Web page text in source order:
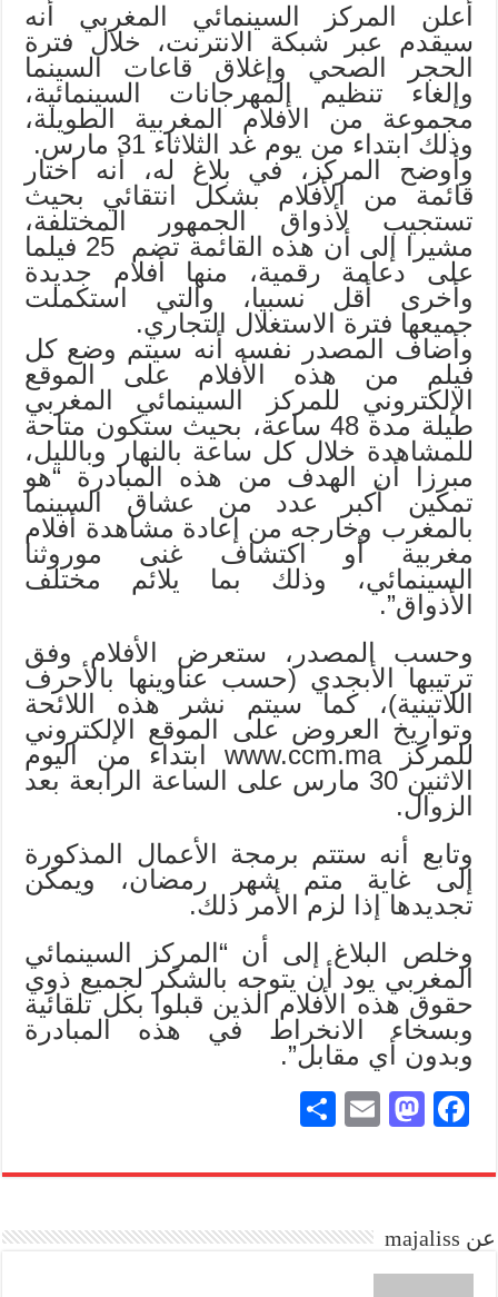
أعلن المركز السينمائي المغربي أنه
سيقدم عبر شبكة الانترنت، خلال فترة
الحجر الصحي وإغلاق قاعات السينما
وإلغاء تنظيم المهرجانات السينمائية،
مجموعة من الأفلام المغربية الطويلة،
وذلك ابتداء من يوم غد الثلاثاء 31 مارس.
وأوضح المركز، في بلاغ له، أنه اختار
قائمة من الأفلام بشكل انتقائي بحيث
تستجيب لأذواق الجمهور المختلفة،
مشيرا إلى أن هذه القائمة تضم 25 فيلما
على دعامة رقمية، منها أفلام جديدة
وأخرى أقل نسبيا، والتي استكملت
جميعها فترة الاستغلال التجاري.
وأضاف المصدر نفسه أنه سيتم وضع كل
فيلم من هذه الأفلام على الموقع
الإلكتروني للمركز السينمائي المغربي
طيلة مدة 48 ساعة، بحيث ستكون متاحة
للمشاهدة خلال كل ساعة بالنهار وبالليل،
مبرزا أن الهدف من هذه المبادرة “هو
تمكين أكبر عدد من عشاق السينما
بالمغرب وخارجه من إعادة مشاهدة أفلام
مغربية أو اكتشاف غنى موروثنا
السينمائي، وذلك بما يلائم مختلف
الأذواق”.
وحسب المصدر، ستعرض الأفلام وفق
ترتيبها الأبجدي (حسب عناوينها بالأحرف
اللاتينية)، كما سيتم نشر هذه اللائحة
وتواريخ العروض على الموقع الإلكتروني
للمركز www.ccm.ma ابتداء من اليوم
الاثنين 30 مارس على الساعة الرابعة بعد
الزوال.
وتابع أنه ستتم برمجة الأعمال المذكورة
إلى غاية متم شهر رمضان، ويمكن
تجديدها إذا لزم الأمر ذلك.
وخلص البلاغ إلى أن “المركز السينمائي
المغربي يود أن يتوجه بالشكر لجميع ذوي
حقوق هذه الأفلام الذين قبلوا بكل تلقائية
وبسخاء الانخراط في هذه المبادرة
وبدون أي مقابل”.
Fa
bo
M
to
n
E
ail
re
عن majaliss